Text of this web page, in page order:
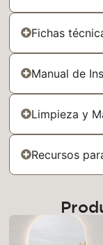
Fichas
Manual de
Limpieza y
Recursos